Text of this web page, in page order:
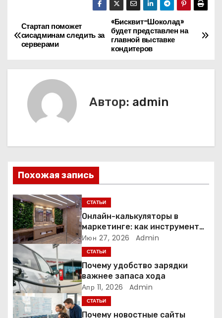
Н
а
в
ц
и
я
п
о
з
а
п
«Бисквит-Шоколад»
будет представлен на
главной выставке
кондитеров
Стартап поможет
сисадминам следить за
серверами
Автор: admin
Похожая запись
СТАТЬИ
Онлайн-калькуляторы в
маркетинге: как инструмент
расчёта стоимости
превращает посетителя в
клиента
Июн 27, 2026 Admin
СТАТЬИ
Почему удобство зарядки
важнее запаса хода
Апр 11, 2026 Admin
СТАТЬИ
Почему новостные сайты